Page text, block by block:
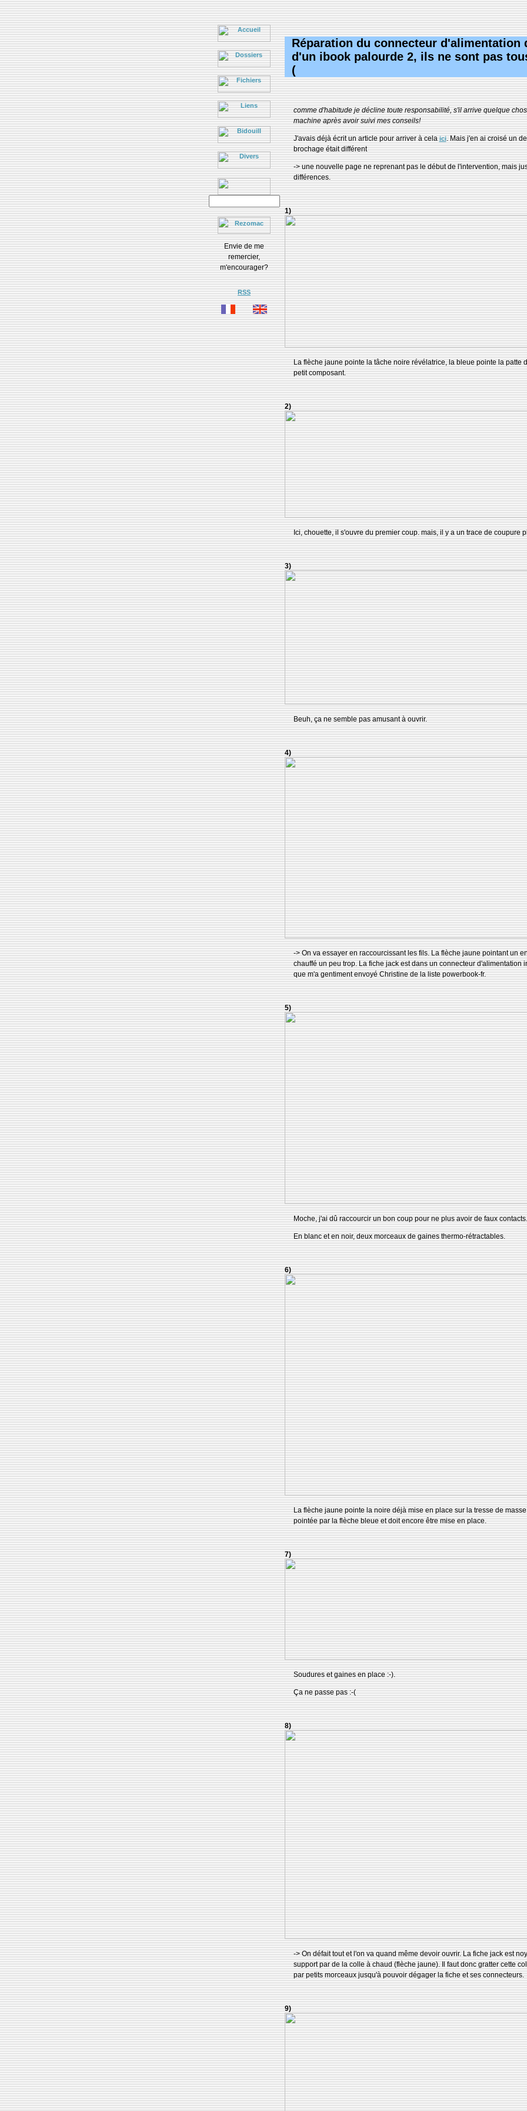
Envie de me
remercier,
m'encourager?
RSS
Réparation du connecteur d'alimentation
d'un ibook palourde 2, ils ne sont pas
(
comme d'habitude je décline toute responsabilité, s'il arrive quelque
machine après avoir suivi mes conseils!
J'avais déjà écrit un article pour arriver à celaici. Mais j'en ai croisé un
brochage était différent
-> une nouvelle page ne reprenant pas le début de l'intervention, mais
différences.
1)
La flèche jaune pointe la tâche noire révélatrice, la bleue pointe la patte
petit composant.
2)
Ici, chouette, il s'ouvre du premier coup. mais, il y a un trace de coupure
3)
Beuh, ça ne semble pas amusant à ouvrir.
4)
-> On va essayer en raccourcissant les fils. La flèche jaune pointant un
chauffé un peu trop. La fiche jack est dans un connecteur d'alimentation
que m'a gentiment envoyé Christine de la liste powerbook-fr.
5)
Moche, j'ai dû raccourcir un bon coup pour ne plus avoir de faux contacts.
En blanc et en noir, deux morceaux de gaines thermo-rétractables.
6)
La flèche jaune pointe la noire déjà mise en place sur la tresse de
pointée par la flèche bleue et doit encore être mise en place.
7)
Soudures et gaines en place :-).
Ça ne passe pas :-(
8)
-> On défait tout et l'on va quand même devoir ouvrir. La fiche jack est
support par de la colle à chaud (flèche jaune). Il faut donc gratter cette
par petits morceaux jusqu'à pouvoir dégager la fiche et ses connecteurs.
9)